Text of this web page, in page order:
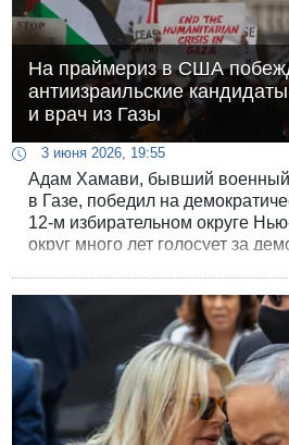
На праймериз в США
антиизраильские
и врач из Газы
3 июня 2026, 19:55
Адам Хамави, бывший военный
в Газе, победил на
12-м избирательном округе
округ много лет голосует за
формальная борьба с
Меле.